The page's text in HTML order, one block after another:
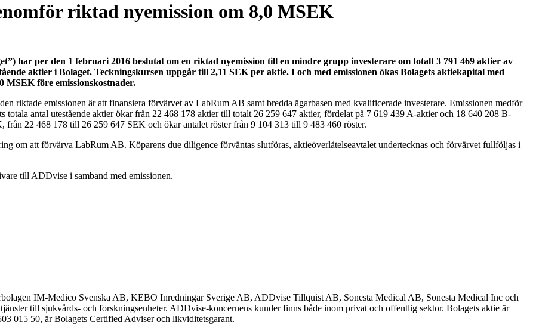
riktad nyemission om 8,0 MSEK
har per den 1 februari 2016 beslutat om en riktad nyemission till en mindre grupp investerare om totalt 3 791 469 aktier av
aktier i Bolaget. Teckningskursen uppgår till 2,11 SEK per aktie. I och med emissionen ökas Bolagets aktiekapital med
MSEK före emissionskostnader.
riktade emissionen är att finansiera förvärvet av LabRum AB samt bredda ägarbasen med kvalificerade investerare. Emissionen medför
totala antal utestående aktier ökar från 22 468 178 aktier till totalt 26 259 647 aktier, fördelat på 7 619 439 A-aktier och 18 640 208 B-
22 468 178 till 26 259 647 SEK och ökar antalet röster från 9 104 313 till 9 483 460 röster.
om att förvärva LabRum AB. Köparens due diligence förväntas slutföras, aktieöverlåtelseavtalet undertecknas och förvärvet fullföljas i
till ADDvise i samband med emissionen.
IM-Medico Svenska AB, KEBO Inredningar Sverige AB, ADDvise Tillquist AB, Sonesta Medical AB, Sonesta Medical Inc och
till sjukvårds- och forskningsenheter. ADDvise-koncernens kunder finns både inom privat och offentlig sektor. Bolagets aktie är
015 50, är Bolagets Certified Adviser och likviditetsgarant.